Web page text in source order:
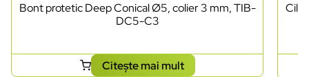
Bont protetic Deep Conical Ø5, colier 3 mm, TIB-
DC5-C3
Citește mai mult